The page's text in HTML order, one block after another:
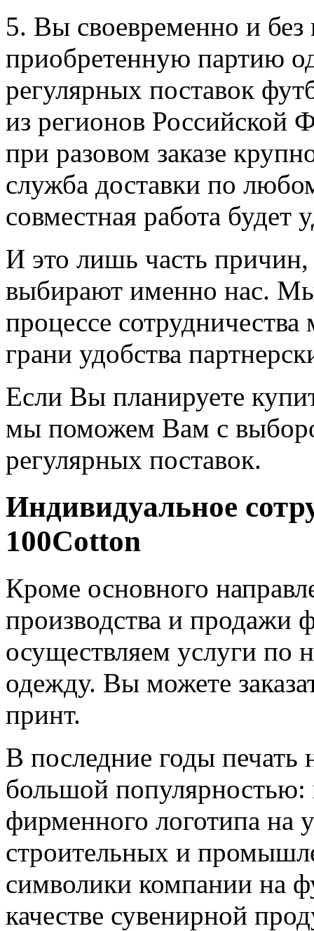
5. Вы своевременно и
приобретенную партию
регулярных поставок
из регионов Российской
при разовом заказе
служба доставки по
совместная работа будет
И это лишь часть
выбирают именно нас.
процессе
грани удобства
Если Вы планируете
мы поможем Вам с
регулярных поставок.
Индивидуальное
100Cotton
Кроме основного
производства и продажи
осуществляем услуги по
одежду. Вы можете
принт.
В последние годы печать
большой популярностью:
фирменного логотипа на
строительных и
символики компании на
качестве сувенирной